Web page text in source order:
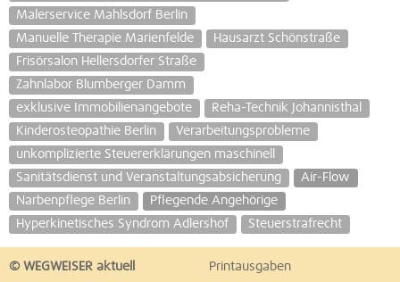
Malerservice Mahlsdorf Berlin
Manuelle Therapie Marienfelde
Hausarzt Schönstraße
Frisörsalon Hellersdorfer Straße
Zahnlabor Blumberger Damm
exklusive Immobilienangebote
Reha-Technik Johannisthal
Kinderosteopathie Berlin
Verarbeitungsprobleme
unkomplizierte Steuererklärungen maschinell
Sanitätsdienst und Veranstaltungsabsicherung
Air-Flow
Narbenpflege Berlin
Pflegende Angehörige
Hyperkinetisches Syndrom Adlershof
Steuerstrafrecht
© WEGWEISER aktuell
Printausgaben